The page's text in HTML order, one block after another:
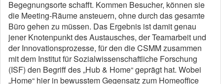
Begegnungsorte schafft. Kommen Besucher, können sie
die Meeting-Räume ansteuern, ohne durch das gesamte
Büro gehen zu müssen. Das Ergebnis ist damit genau
jener Knotenpunkt des Austausches, der Teamarbeit und
der Innovationsprozesse, für den die CSMM zusammen
mit dem Institut für Sozialwissenschaftliche Forschung
(ISF) den Begriff des „Hub & Home“ geprägt hat. Wobei
„Home“ hier in bewusstem Gegensatz zum Homeoffice